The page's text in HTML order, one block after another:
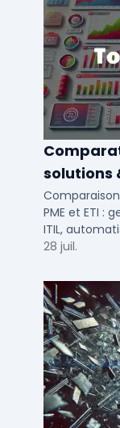
solutions
PME et ETI :
ITIL,
d'usage par
28 juil.